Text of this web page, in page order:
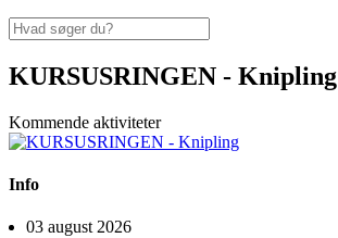
KURSUSRINGEN - Knipling
Kommende aktiviteter
Info
03 august 2026